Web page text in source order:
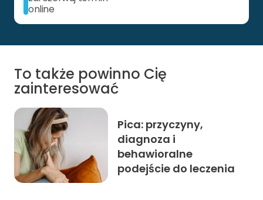
online
To także powinno Cię
zainteresować
Pica: przyczyny,
diagnoza i
behawioralne
podejście do leczenia